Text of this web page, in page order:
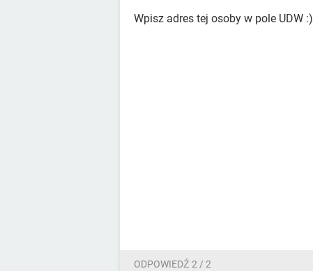
Wpisz adres tej osoby w pole UDW :)
ODPOWIEDŹ 2 / 2